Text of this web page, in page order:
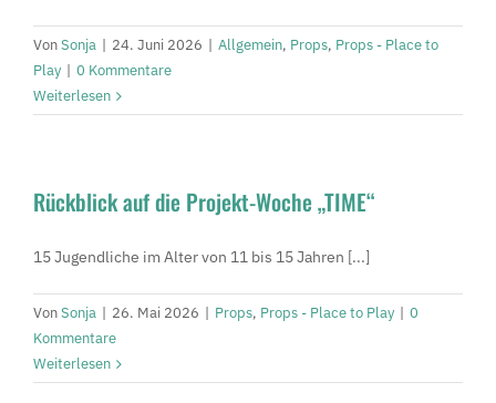
VonSonja | 24. Juni 2026 | Allgemein, Props, Props - Place to
Play | 0 Kommentare
Weiterlesen
Rückblick auf die Projekt-Woche „TIME“
15 Jugendliche im Alter von 11 bis 15 Jahren [...]
VonSonja | 26. Mai 2026 | Props, Props - Place to Play | 0
Kommentare
Weiterlesen